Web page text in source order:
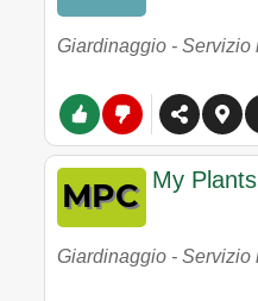
Giardinaggio - Servizio
My
Giardinaggio - Servizio